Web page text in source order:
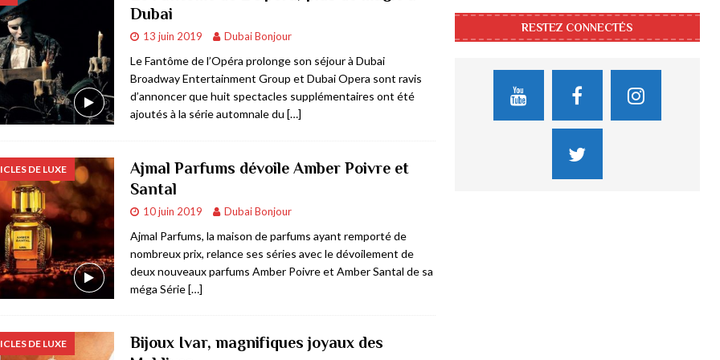
BIJOUX & ARTICLES DE LUXE
& COMMERCE
à Dubai RESTAURANTS & BARS
Dubai
13 juin 2019 Dubai Bonjour
Le Fantôme de l’Opéra prolonge son séjour à Dubai
Broadway Entertainment Group et Dubai Opera sont ravis
d’annoncer que huit spectacles supplémentaires ont été
ajoutés à la série automnale du […]
DE LUXE
Ajmal Parfums dévoile Amber Poivre et
Santal
10 juin 2019 Dubai Bonjour
Ajmal Parfums, la maison de parfums ayant remporté de
nombreux prix, relance ses séries avec le dévoilement de
deux nouveaux parfums Amber Poivre et Amber Santal de sa
méga Série[…]
DE LUXE
Bijoux Ivar, magnifiques joyaux des
RESTEZ CONNECTÉS